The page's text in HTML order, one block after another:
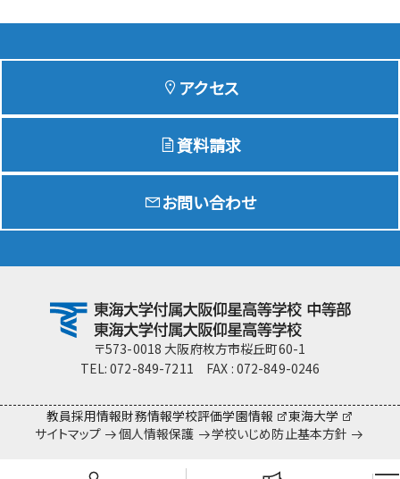
School Life 学校生活
Exam 入試情報サイト
team Gyosei team Gyosei
アクセス
資料請求
お問い合わせ
〒573-0018 大阪府枚方市桜丘町60-1
TEL: 072-849-7211 FAX : 072-849-0246
教員採用情報財務情報学校評価学園情報
東海大学
サイトマップ
個人情報保護 学校いじめ防止基本方針